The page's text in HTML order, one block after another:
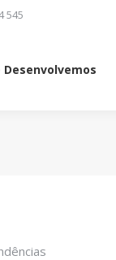
545
Desenvolvemos